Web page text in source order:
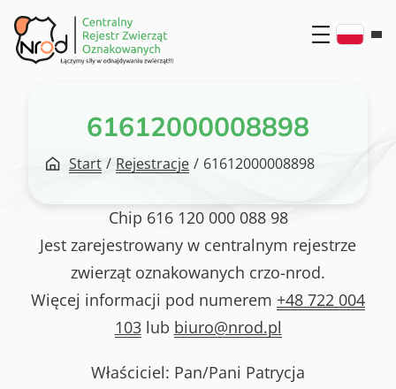
Przejdź
do
treści
61612000008898
Start / Rejestracje / 61612000008898
Chip 616 120 000 088 98
Jest zarejestrowany w centralnym rejestrze
zwierząt oznakowanych crzo-nrod.
Więcej informacji pod numerem +48 722 004
103lub biuro@nrod.pl
Właściciel: Pan/Pani Patrycja